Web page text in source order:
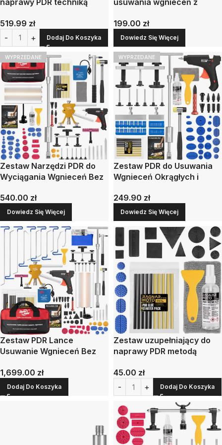
519.99 zł
Dodaj Do Koszyka
bezwładnościowym
199.00 zł
Dowiedz Się Więcej
WYPRZEDANE
Zestaw Narzędzi PDR do
Wyciągania Wgnieceń Bez
540.00 zł
Dowiedz Się Więcej
WYPRZEDANE
Zestaw PDR do Usuwania
Wgnieceń Okrągłych i
249.90 zł
Dowiedz Się Więcej
Zestaw PDR Lance
Usuwanie Wgnieceń Bez
1,699.00 zł
Dodaj Do Koszyka
Zestaw uzupełniający do
naprawy PDR metodą
45.00 zł
Dodaj Do Koszyka